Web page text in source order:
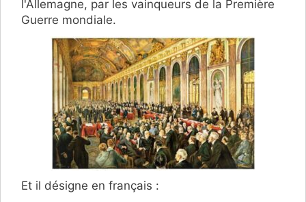
l'Allemagne, par les vainqueurs de la Première
Guerre mondiale.
Et il désigne en français :